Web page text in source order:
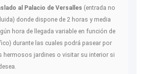
al Palacio de Versalles (entrada no
donde dispone de 2 horas y media
hora de llegada variable en función de
durante las cuales podrá pasear por
hermosos jardines o visitar su interior si